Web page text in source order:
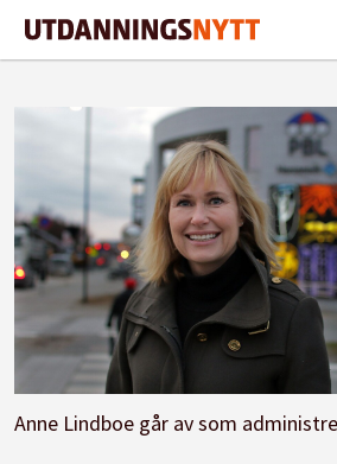
Anne Lindboe går av som administrerende direktør i Private